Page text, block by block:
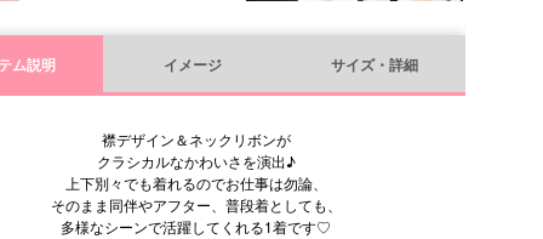
ム説明 イメージ サイズ・詳細
襟デザイン＆ネックリボンが
クラシカルなかわいさを演出♪
上下別々でも着れるのでお仕事は勿論、
そのまま同伴やアフター、普段着としても、
多様なシーンで活躍してくれる1着です♡